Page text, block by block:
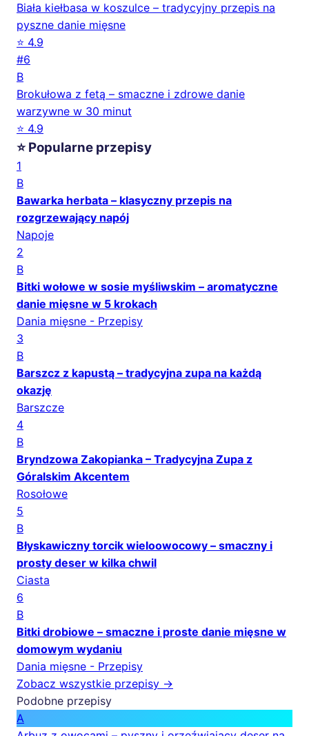
Biała kiełbasa w koszulce – tradycyjny przepis na
pyszne danie mięsne
⭐ 4.9
#6
B
Brokułowa z fetą – smaczne i zdrowe danie
warzywne w 30 minut
⭐ 4.9
⭐ Popularne przepisy
1
B
Bawarka herbata – klasyczny przepis na
rozgrzewający napój
Napoje
2
B
Bitki wołowe w sosie myśliwskim – aromatyczne
danie mięsne w 5 krokach
Dania mięsne - Przepisy
3
B
Barszcz z kapustą – tradycyjna zupa na każdą
okazję
Barszcze
4
B
Bryndzowa Zakopianka – Tradycyjna Zupa z
Góralskim Akcentem
Rosołowe
5
B
Błyskawiczny torcik wieloowocowy – smaczny i
prosty deser w kilka chwil
Ciasta
6
B
Bitki drobiowe – smaczne i proste danie mięsne w
domowym wydaniu
Dania mięsne - Przepisy
Zobacz wszystkie przepisy →
Podobne przepisy
A